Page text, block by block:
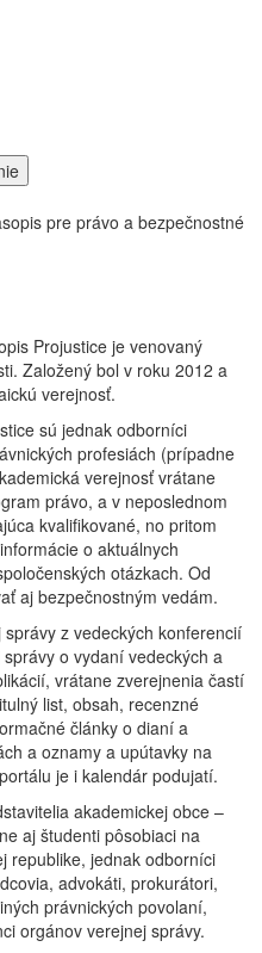
pre právo a bezpečnostné
Projustice je venovaný
Založený bol v roku 2012 a
verejnosť.
sú jednak odborníci
profesiách (prípadne
verejnosť vrátane
právo, a v neposlednom
kvalifikované, no pritom
o aktuálnych
otázkach. Od
aj bezpečnostným vedám.
z vedeckých konferencií
o vydaní vedeckých a
vrátane zverejnenia častí
list, obsah, recenzné
články o dianí a
a oznamy a upútavky na
je i kalendár podujatí.
akademickej obce –
aj študenti pôsobiaci na
republike, jednak odborníci
advokáti, prokurátori,
právnických povolaní,
orgánov verejnej správy.